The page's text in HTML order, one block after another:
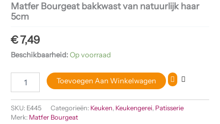
Matfer Bourgeat bakkwast van natuurlijk haar
5cm
€7,49
Beschikbaarheid:Op voorraad
Toevoegen Aan Winkelwagen
SKU: E445 Categorieën: Keuken, Keukengerei, Patisserie
Merk: Matfer Bourgeat